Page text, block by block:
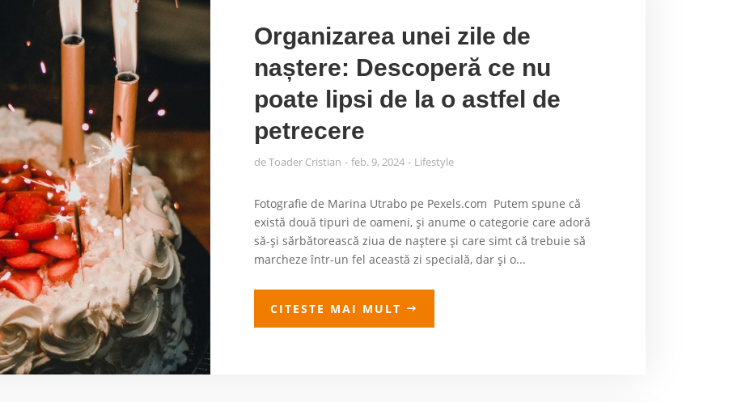
Organizarea unei zile de
naștere: Descoperă ce nu
poate lipsi de la o astfel de
petrecere
deToader Cristian feb. 9, 2024 Lifestyle
Fotografie de Marina Utrabo pe Pexels.com Putem spune că
există două tipuri de oameni, și anume o categorie care adoră
să-și sărbătorească ziua de naștere și care simt că trebuie să
marcheze într-un fel această zi specială, dar și o...
CITESTE MAI MULT